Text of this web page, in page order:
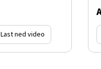
Last ned video